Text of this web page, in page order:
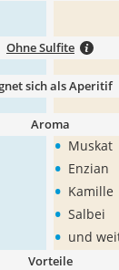
Ohne Sulfite
sich als Aperitif
Aroma
• Muskat
• Enzian
• Kamille
• Salbei
• und
Vorteile